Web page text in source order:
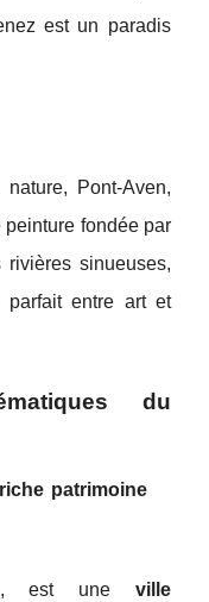
est un paradis
Pont-Aven,
fondée par
sinueuses,
parfait entre art et
du
patrimoine
est une ville